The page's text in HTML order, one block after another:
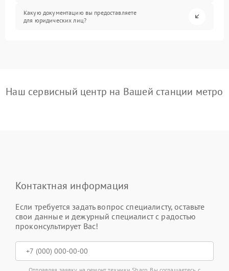
Какую документацию вы предоставляете
для юридических лиц?
Наш сервисный центр на Вашей станции метро
Контактная информация
Если требуется задать вопрос специалисту, оставьте
свои данные и дежурный специалист с радостью
проконсультирует Вас!